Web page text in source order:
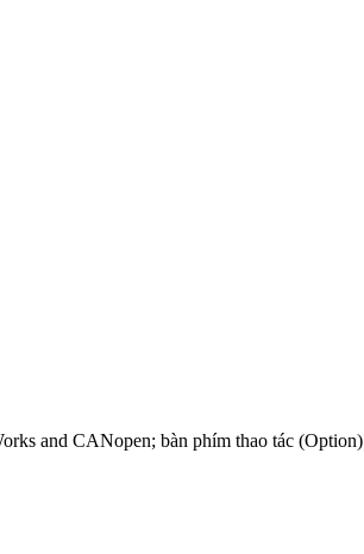
and CANopen; bàn phím thao tác (Option)